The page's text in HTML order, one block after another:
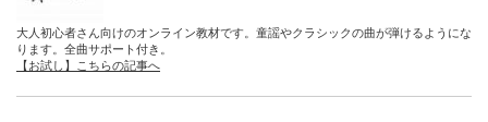
大人初心者さん向けのオンライン教材です。童謡やクラシックの曲が弾けるようにな
ります。全曲サポート付き。
【お試し】こちらの記事へ